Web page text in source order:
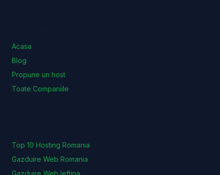
Acasa
Blog
Propune un host
Toate Companiile
Top 10 Hosting Romania
Gazduire Web Romania
Gazduire Web Ieftina